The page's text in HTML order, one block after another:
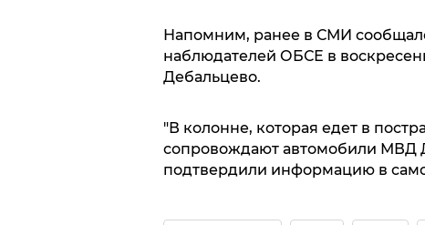
Напомним, ранее в СМИ
наблюдателей ОБСЕ в
Дебальцево.
"В колонне, которая едет в
сопровождают автомобили МВД
подтвердили информацию в